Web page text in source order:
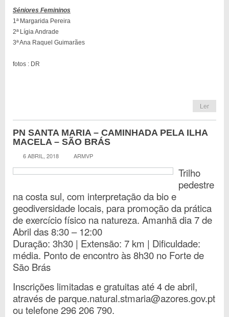
Séniores Femininos
1ª Margarida Pereira
2ª Lígia Andrade
3ª Ana Raquel Guimarães
fotos : DR
Ler
PN SANTA MARIA – CAMINHADA PELA ILHA
MACELA – SÃO BRÁS
6 ABRIL, 2018 ARMVP
Trilho
pedestre
na costa sul, com interpretação da bio e
geodiversidade locais, para promoção da prática
de exercício físico na natureza. Amanhã dia 7 de
Abril das 8:30 – 12:00
Duração: 3h30 | Extensão: 7 km | Dificuldade:
média. Ponto de encontro às 8h30 no Forte de
São Brás
Inscrições limitadas e gratuitas até 4 de abril,
através de parque.natural.stmaria@azores.gov.pt
ou telefone 296 206 790.